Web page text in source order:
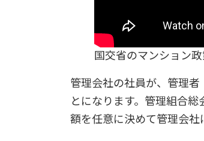
国交省のマンション
管理会社の社員が、管理
とになります。管理組合
額を任意に決めて管理会社